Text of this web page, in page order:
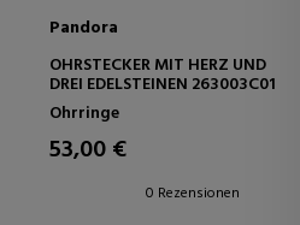
Pandora
OHRSTECKER MIT HERZ UND
DREI EDELSTEINEN 263003C01
Ohrringe
53,00 €
0 Rezensionen